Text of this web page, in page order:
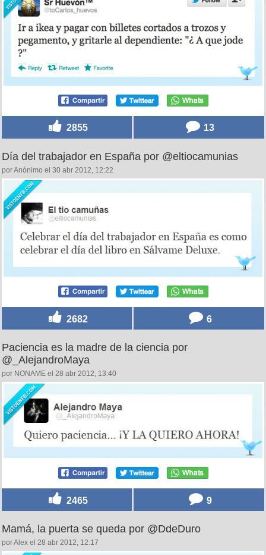
2855 13
Día del trabajador en España por @eltiocamunias
por Anónimo el 30 abr 2012, 12:22
2682 6
Paciencia es la madre de la ciencia por
@_AlejandroMaya
por NONAME el 28 abr 2012, 13:40
2465 9
Mamá, la puerta se queda por @DdeDuro
por Alex el 28 abr 2012, 12:17